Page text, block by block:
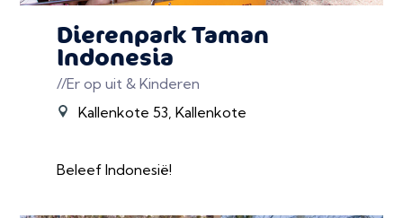
Dierenpark Taman
Indonesia
//Er op uit & Kinderen
Kallenkote 53, Kallenkote
Beleef Indonesië!